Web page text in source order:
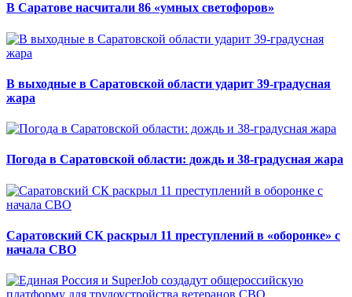
В Саратове насчитали 86 «умных светофоров»
В выходные в Саратовской области ударит 39-градусная
жара
Погода в Саратовской области: дождь и 38-градусная жара
Саратовский СК раскрыл 11 преступлений в «оборонке» с
начала СВО